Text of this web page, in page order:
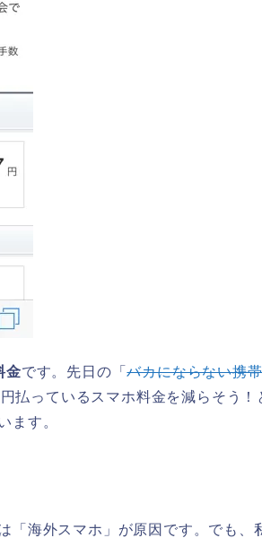
金です。先日の「バカにならない携
払っているスマホ料金を減らそう！
ます。
「海外スマホ」が原因です。でも、